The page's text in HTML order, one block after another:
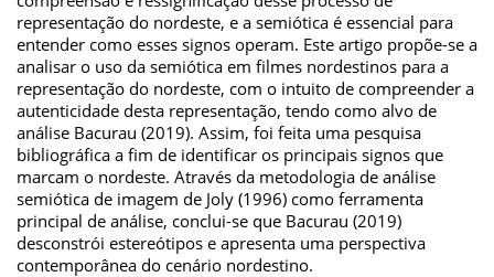
representação do nordeste, e a semiótica é essencial para
entender como esses signos operam. Este artigo propõe-se a
analisar o uso da semiótica em filmes nordestinos para a
representação do nordeste, com o intuito de compreender a
autenticidade desta representação, tendo como alvo de
análise Bacurau (2019). Assim, foi feita uma pesquisa
bibliográfica a fim de identificar os principais signos que
marcam o nordeste. Através da metodologia de análise
semiótica de imagem de Joly (1996) como ferramenta
principal de análise, conclui-se que Bacurau (2019)
desconstrói estereótipos e apresenta uma perspectiva
contemporânea do cenário nordestino.